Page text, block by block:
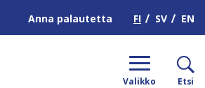
Anna palautetta FI SV EN
Valikko Etsi